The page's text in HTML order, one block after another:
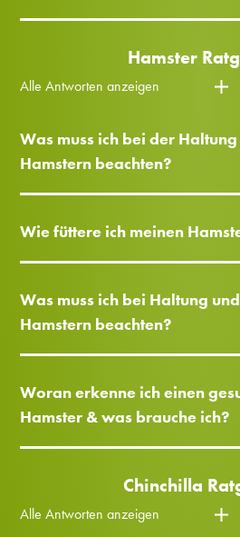
Hamster
Alle Antworten anzeigen
Was muss ich bei der
Hamstern beachten?
Wie füttere ich meinen
Was muss ich bei Haltung
Hamstern beachten?
Woran erkenne ich einen
Hamster & was brauche ich?
Chinchilla
Alle Antworten anzeigen